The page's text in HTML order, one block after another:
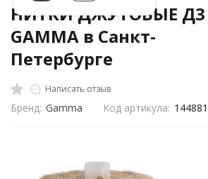
НИТКИ ДЖУТОВЫЕ Д3
GAMMA в Санкт-
Петербурге
Написать отзыв
Бренд: Gamma Код артикула: 144881